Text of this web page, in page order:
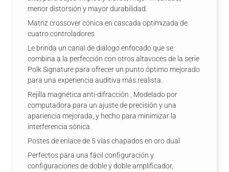
menor distorsión y mayor durabilidad.
Matriz crossover cónica en cascada optimizada de
cuatro controladores
Le brinda un canal de diálogo enfocado que se
combina a la perfección con otros altavoces de la serie
Polk Signature para ofrecer un punto óptimo mejorado
para una experiencia auditiva más realista.
Rejilla magnética anti-difracción , Modelado por
computadora para un ajuste de precisión y una
apariencia mejorada, y hecho para minimizar la
interferencia sónica.
Postes de enlace de 5 vías chapados en oro dual
Perfectos para una fácil configuración y
configuraciones de doble y doble amplificador,